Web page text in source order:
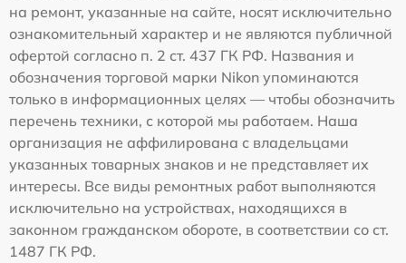
на ремонт, указанные на сайте, носят исключительно
ознакомительный характер и не являются публичной
офертой согласно п. 2 ст. 437 ГК РФ. Названия и
обозначения торговой марки Nikon упоминаются
только в информационных целях — чтобы обозначить
перечень техники, с которой мы работаем. Наша
организация не аффилирована с владельцами
указанных товарных знаков и не представляет их
интересы. Все виды ремонтных работ выполняются
исключительно на устройствах, находящихся в
законном гражданском обороте, в соответствии со ст.
1487 ГК РФ.